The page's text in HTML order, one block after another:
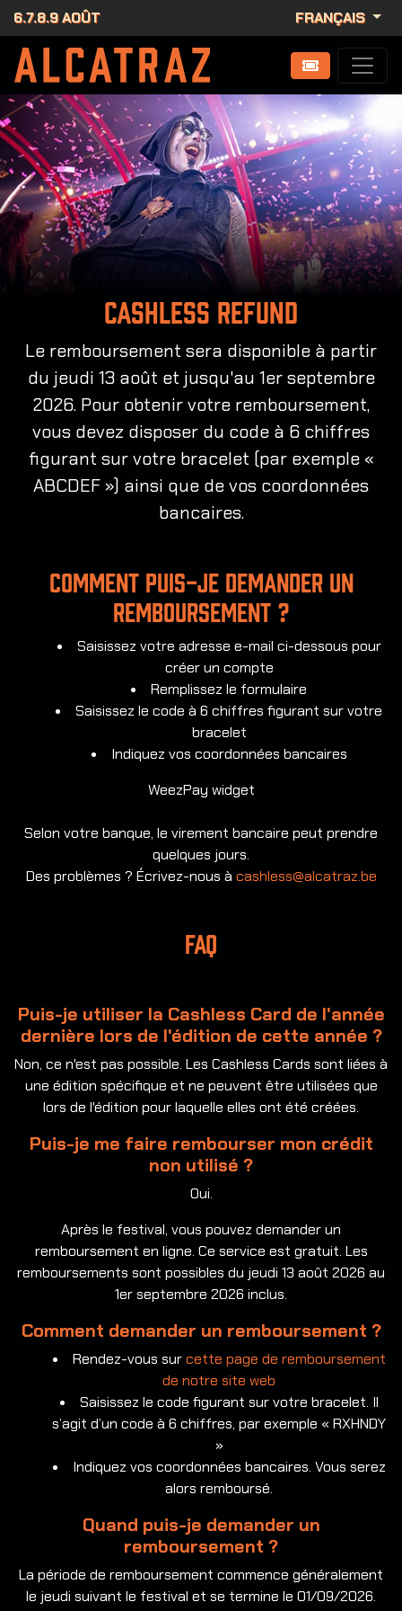
6.7.8.9 AOÛT FRANÇAIS
Cashless Refund
Le remboursement sera disponible à partir
du jeudi 13 août et jusqu'au 1er septembre
2026. Pour obtenir votre remboursement,
vous devez disposer du code à 6 chiffres
figurant sur votre bracelet (par exemple «
ABCDEF ») ainsi que de vos coordonnées
bancaires.
Comment puis-je demander un
remboursement ?
Saisissez votre adresse e-mail ci-dessous pour
créer un compte
Remplissez le formulaire
Saisissez le code à 6 chiffres figurant sur votre
bracelet
Indiquez vos coordonnées bancaires
WeezPay widget
Selon votre banque, le virement bancaire peut prendre
quelques jours.
Des problèmes ? Écrivez-nous à cashless@alcatraz.be
FAQ
Puis-je utiliser la Cashless Card de l'année
dernière lors de l'édition de cette année ?
Non, ce n'est pas possible. Les Cashless Cards sont liées à
une édition spécifique et ne peuvent être utilisées que
lors de l'édition pour laquelle elles ont été créées.
Puis-je me faire rembourser mon crédit
non utilisé ?
Oui.
Après le festival, vous pouvez demander un
remboursement en ligne. Ce service est gratuit. Les
remboursements sont possibles du jeudi 13 août 2026 au
1er septembre 2026 inclus.
Comment demander un remboursement ?
Rendez-vous surcette page de remboursement
de notre site web
Saisissez le code figurant sur votre bracelet. Il
s’agit d’un code à 6 chiffres, par exemple « RXHNDY
»
Indiquez vos coordonnées bancaires. Vous serez
alors remboursé.
Quand puis-je demander un
remboursement ?
La période de remboursement commence généralement
le jeudi suivant le festival et se termine le 01/09/2026.